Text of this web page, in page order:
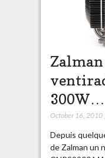
300W…
October 16, 2010,
Depuis
de Zalman un